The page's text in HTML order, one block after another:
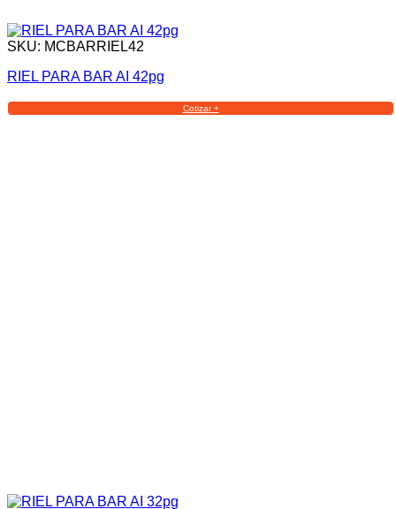
SKU: MCBARRIEL42
RIEL PARA BAR AI 42pg
Cotizar +